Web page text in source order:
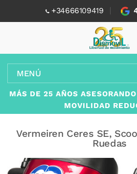
+34666109419
MENÚ
MÁS DE 25 AÑOS
MOVILIDAD
Vermeiren Ceres SE,
Ruedas